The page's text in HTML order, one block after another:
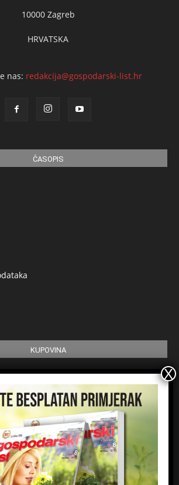
10000 Zagreb
HRVATSKA
nas: redakcija@gospodarski-list.hr
ČASOPIS
KUPOVINA
newsletter